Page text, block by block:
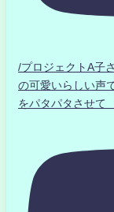
/プロジェクトA
の可愛いらしい声
をパタパタさせて